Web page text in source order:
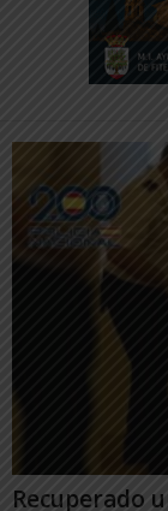
Recuperado